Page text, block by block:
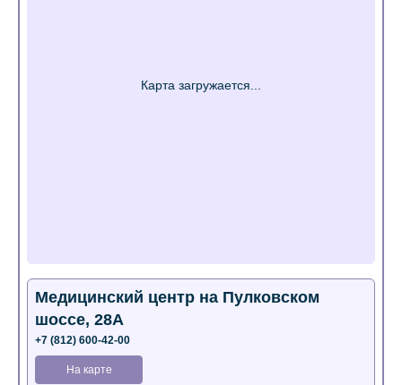
Медицинский центр на Пулковском
шоссе, 28А
+7 (812) 600-42-00
На карте